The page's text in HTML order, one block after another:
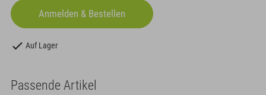
Auf Lager
Passende Artikel